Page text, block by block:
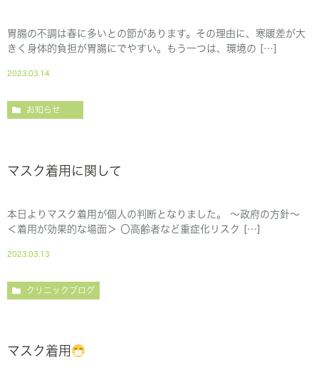
胃腸の不調は春に多いとの節があります。その理由に、寒暖差が大
きく身体的負担が胃腸にでやすい。もう一つは、環境の […]
2023.03.14
お知らせ
マスク着用に関して
本日よりマスク着用が個人の判断となりました。 〜政府の方針〜
＜着用が効果的な場面＞ 〇高齢者など重症化リスク […]
2023.03.13
クリニックブログ
マスク着用